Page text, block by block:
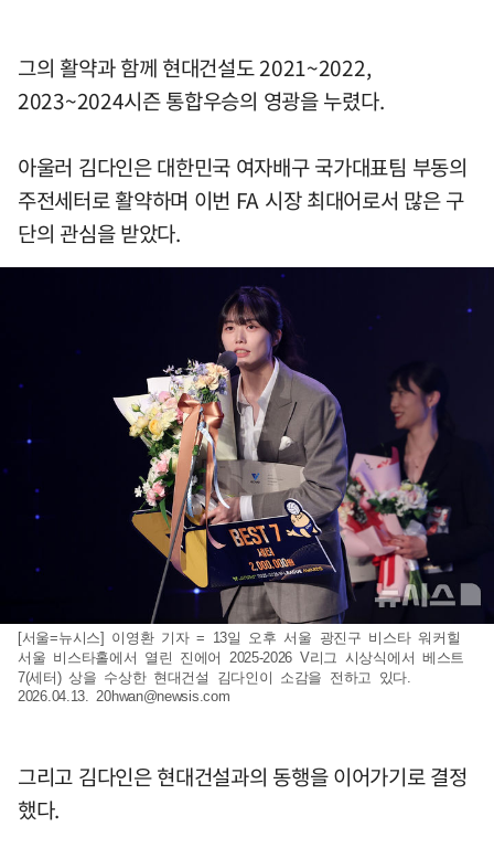
그의 활약과 함께 현대건설도 2021~2022,
2023~2024시즌 통합우승의 영광을 누렸다.
아울러 김다인은 대한민국 여자배구 국가대표팀 부동의
주전세터로 활약하며 이번 FA 시장 최대어로서 많은 구
단의 관심을 받았다.
[서울=뉴시스] 이영환 기자 = 13일 오후 서울 광진구 비스타 워커힐
서울 비스타홀에서 열린 진에어 2025-2026 V리그 시상식에서 베스트
7(세터) 상을 수상한 현대건설 김다인이 소감을 전하고 있다.
2026.04.13. 20hwan@newsis.com
그리고 김다인은 현대건설과의 동행을 이어가기로 결정
했다.